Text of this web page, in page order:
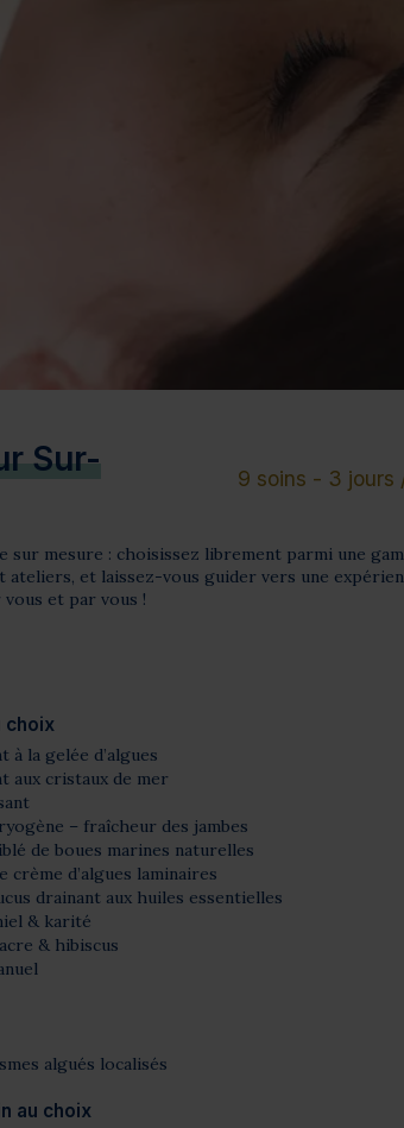
Sur-
9 soins - 3 jours
mesure : choisissez librement parmi une
ateliers, et laissez-vous guider vers une
et par vous !
choix
à la gelée d’algues
aux cristaux de mer
– fraîcheur des jambes
de boues marines naturelles
crème d’algues laminaires
drainant aux huiles essentielles
& karité
& hibiscus
algués localisés
au choix